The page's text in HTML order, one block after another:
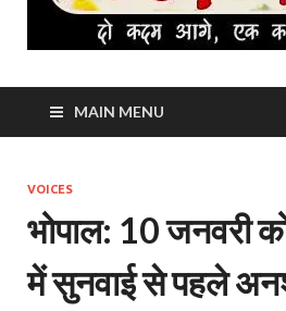
MAIN MENU
VOICES
भोपाल: 10 जनवरी
में सुनवाई से पहले